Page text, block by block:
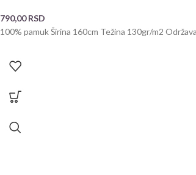
790,00RSD
100% pamuk Širina 160cm Težina 130gr/m2